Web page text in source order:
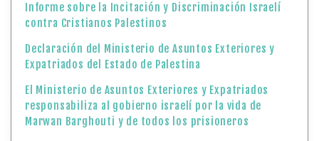
Informe sobre la Incitación y Discriminación Israelí
contra Cristianos Palestinos
Declaración del Ministerio de Asuntos Exteriores y
Expatriados del Estado de Palestina
El Ministerio de Asuntos Exteriores y Expatriados
responsabiliza al gobierno israelí por la vida de
Marwan Barghouti y de todos los prisioneros